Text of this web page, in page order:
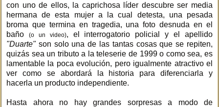
con uno de ellos, la caprichosa líder descubre ser media
hermana de esta mujer a la cual detesta, una pesada
broma que termina en tragedia, una foto desnuda en el
baño
(o un video), el interrogatorio policial y el apellido
"Duarte"son solo una de las tantas cosas que se repiten,
quizás sea un tributo a la teleserie de 1999 o como sea, es
lamentable la poca evolución, pero igualmente atractivo el
ver como se abordará la historia para diferenciarla y
hacerla un producto independiente.
Hasta ahora no hay grandes sorpresas a modo de